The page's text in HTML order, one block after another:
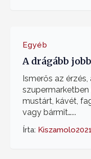
Egyéb
A drágább
Ismerős az
mustárt, kávét,
vagy bármit…...
Írta: Kiszamolo